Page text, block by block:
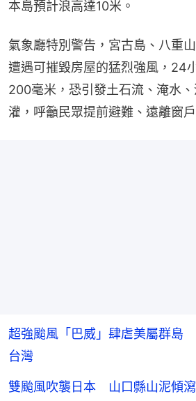
本島預計浪高達10米。
氣象廳特別警告，宮古島、八重
遭遇可摧毀房屋的猛烈強風，24
200毫米，恐引發土石流、淹水
灌，呼籲民眾提前避難、遠離窗
超強颱風「巴威」肆虐美屬群島
台灣
雙颱風吹襲日本 山口縣山泥傾